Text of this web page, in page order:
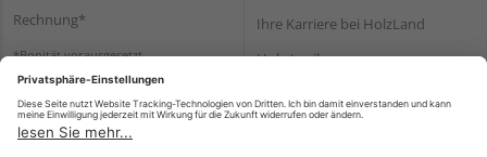
Rechnung*
*Bonität vorausgesetzt
Ihre Karriere bei HolzLand
Holz-Lexikon